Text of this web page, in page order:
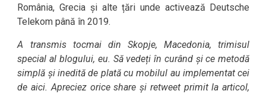
România, Grecia și alte țări unde activează Deutsche
Telekom până în 2019.
A transmis tocmai din Skopje, Macedonia, trimisul
special al blogului, eu. Să vedeți în curând și ce metodă
simplă și inedită de plată cu mobilul au implementat cei
de aici. Apreciez orice share și retweet primit la articol,